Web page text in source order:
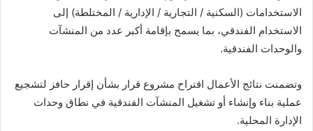
الاستخدامات (السكنية / التجارية / الإدارية / المختلطة) إلى
الاستخدام الفندقي، بما يسمح بإقامة أكبر عدد من المنشآت
والوحدات الفندقية.
وتضمنت نتائج الأعمال اقتراح مشروع قرار بشأن إقرار حافز لتشجيع
عملية بناء وإنشاء أو تشغيل المنشآت الفندقية في نطاق وحدات
الإدارة المحلية.